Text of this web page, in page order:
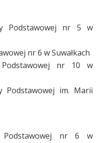
Podstawowej nr 5 w
nr 6 w Suwałkach
Podstawowej nr 10 w
Podstawowej im. Marii
Podstawowej nr 6 w